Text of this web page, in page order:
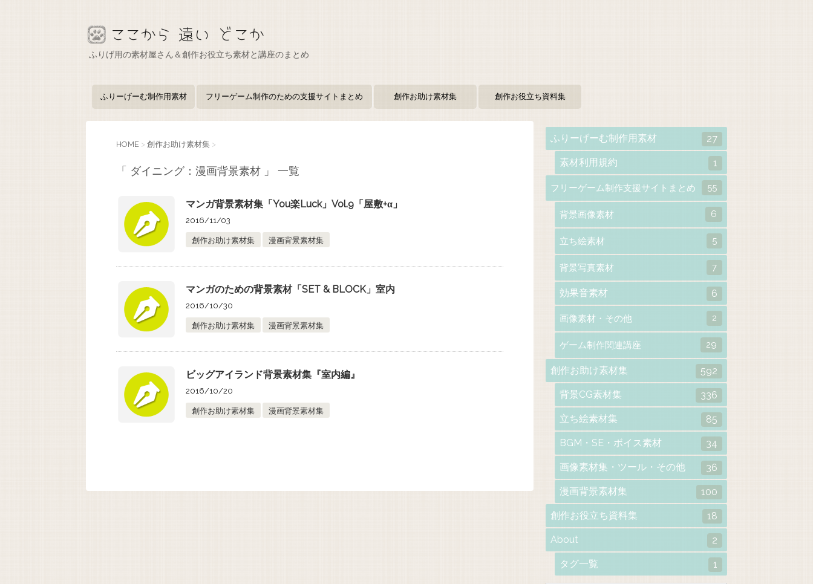
ふりげ用の素材屋さん＆創作お役立ち素材と講座のまとめ
ふりーげーむ制作用素材 フリーゲーム制作のための支援サイトまとめ 創作お助け素材集 創作お役立ち資料集
HOME > 創作お助け素材集 >
「 ダイニング：漫画背景素材 」 一覧
マンガ背景素材集「You楽Luck」Vol.9「屋敷+α」
2016/11/03
創作お助け素材集 漫画背景素材集
マンガのための背景素材「SET & BLOCK」室内
2016/10/30
創作お助け素材集 漫画背景素材集
ビッグアイランド背景素材集『室内編』
2016/10/20
創作お助け素材集 漫画背景素材集
ふりーげーむ制作用素材 27
素材利用規約 1
フリーゲーム制作支援サイトまとめ 55
背景画像素材 6
立ち絵素材 5
背景写真素材 7
効果音素材 6
画像素材・その他 2
ゲーム制作関連講座 29
創作お助け素材集 592
背景CG素材集 336
立ち絵素材集 85
BGM・SE・ボイス素材 34
画像素材集・ツール・その他 36
漫画背景素材集 100
創作お役立ち資料集 18
About 2
タグ一覧 1